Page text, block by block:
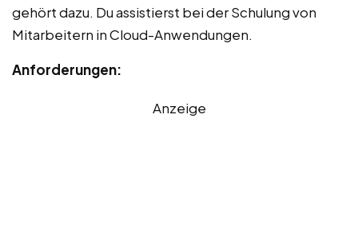
gehört dazu. Du assistierst bei der Schulung von
Mitarbeitern in Cloud-Anwendungen.
Anforderungen:
Anzeige